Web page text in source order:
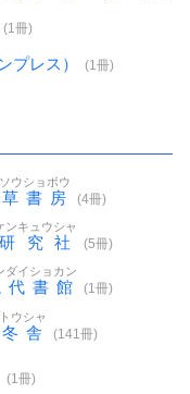
(1冊)
プレス） (1冊)
書房
ウショボウ
(4冊)
研究社
ンキュウシャ
(5冊)
代書館
ダイショカン
(1冊)
舎
ウシャ
(141冊)
(1冊)